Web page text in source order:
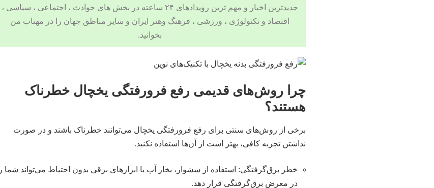
جدیدترین اخبار و مهم ترین رویدادهای ۲۴ ساعته در بخش های حوادث ، اجتماعی ، سیاسی ،
اقتصاد وتکنولوژی ، ورزشی ، فرهنگ وهنر ایران و سایر مناطق جهان را در مهتاب من
بخوانید.
چرا روش‌های قدیمی رفع فرورفتگی یخچال خطرناک
هستند؟
برخی از روش‌های سنتی برای رفع فرورفتگی یخچال می‌توانند خطرناک باشند و در صورت
نداشتن تجربه کافی، بهتر است از آن‌ها استفاده نکنید.
خطر برق‌گرفتگی: استفاده از سشوار، بخار آب یا ابزارهای برقی بدون احتیاط می‌تواند شما را
در معرض برق‌گرفتگی قرار دهد.